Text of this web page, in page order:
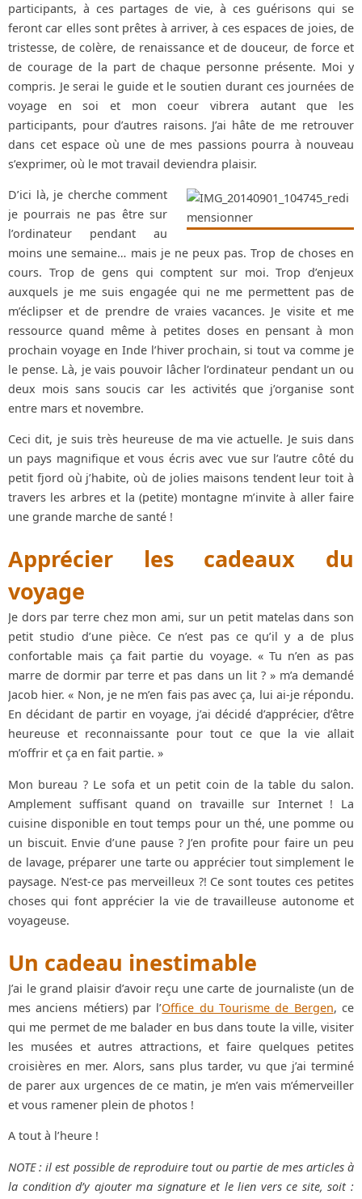
participants, à ces partages de vie, à ces guérisons qui se
feront car elles sont prêtes à arriver, à ces espaces de joies, de
tristesse, de colère, de renaissance et de douceur, de force et
de courage de la part de chaque personne présente. Moi y
compris. Je serai le guide et le soutien durant ces journées de
voyage en soi et mon coeur vibrera autant que les
participants, pour d’autres raisons. J’ai hâte de me retrouver
dans cet espace où une de mes passions pourra à nouveau
s’exprimer, où le mot travail deviendra plaisir.
D’ici là, je cherche comment
je pourrais ne pas être sur
l’ordinateur pendant au
moins une semaine… mais je ne peux pas. Trop de choses en
cours. Trop de gens qui comptent sur moi. Trop d’enjeux
auxquels je me suis engagée qui ne me permettent pas de
m’éclipser et de prendre de vraies vacances. Je visite et me
ressource quand même à petites doses en pensant à mon
prochain voyage en Inde l’hiver prochain, si tout va comme je
le pense. Là, je vais pouvoir lâcher l’ordinateur pendant un ou
deux mois sans soucis car les activités que j’organise sont
entre mars et novembre.
Ceci dit, je suis très heureuse de ma vie actuelle. Je suis dans
un pays magnifique et vous écris avec vue sur l’autre côté du
petit fjord où j’habite, où de jolies maisons tendent leur toit à
travers les arbres et la (petite) montagne m’invite à aller faire
une grande marche de santé !
Apprécier les cadeaux du
voyage
Je dors par terre chez mon ami, sur un petit matelas dans son
petit studio d’une pièce. Ce n’est pas ce qu’il y a de plus
confortable mais ça fait partie du voyage. « Tu n’en as pas
marre de dormir par terre et pas dans un lit ? » m’a demandé
Jacob hier. « Non, je ne m’en fais pas avec ça, lui ai-je répondu.
En décidant de partir en voyage, j’ai décidé d’apprécier, d’être
heureuse et reconnaissante pour tout ce que la vie allait
m’offrir et ça en fait partie. »
Mon bureau ? Le sofa et un petit coin de la table du salon.
Amplement suffisant quand on travaille sur Internet ! La
cuisine disponible en tout temps pour un thé, une pomme ou
un biscuit. Envie d’une pause ? J’en profite pour faire un peu
de lavage, préparer une tarte ou apprécier tout simplement le
paysage. N’est-ce pas merveilleux ?! Ce sont toutes ces petites
choses qui font apprécier la vie de travailleuse autonome et
voyageuse.
Un cadeau inestimable
J’ai le grand plaisir d’avoir reçu une carte de journaliste (un de
mes anciens métiers) par l’Office du Tourisme de Bergen, ce
qui me permet de me balader en bus dans toute la ville, visiter
les musées et autres attractions, et faire quelques petites
croisières en mer. Alors, sans plus tarder, vu que j’ai terminé
de parer aux urgences de ce matin, je m’en vais m’émerveiller
et vous ramener plein de photos !
A tout à l’heure !
NOTE : il est possible de reproduire tout ou partie de mes articles à
la condition d’y ajouter ma signature et le lien vers ce site, soit :